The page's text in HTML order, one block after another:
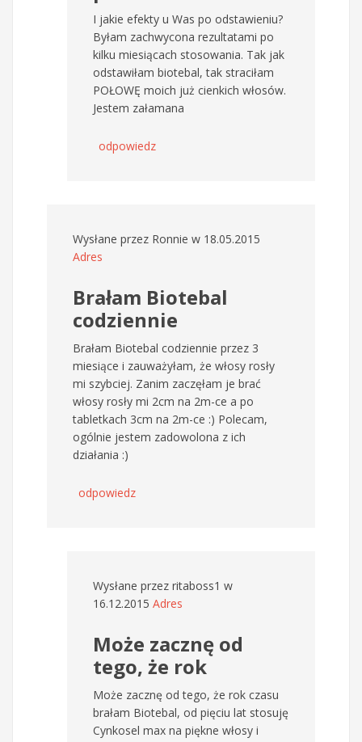
I jakie efekty u Was po odstawieniu?
Byłam zachwycona rezultatami po
kilku miesiącach stosowania. Tak jak
odstawiłam biotebal, tak straciłam
POŁOWĘ moich już cienkich włosów.
Jestem załamana
odpowiedz
Wysłane przez Ronnie w 18.05.2015
Adres
Brałam Biotebal
codziennie
Brałam Biotebal codziennie przez 3
miesiące i zauważyłam, że włosy rosły
mi szybciej. Zanim zaczęłam je brać
włosy rosły mi 2cm na 2m-ce a po
tabletkach 3cm na 2m-ce :) Polecam,
ogólnie jestem zadowolona z ich
działania :)
odpowiedz
Wysłane przez ritaboss1 w
16.12.2015 Adres
Może zacznę od
tego, że rok
Może zacznę od tego, że rok czasu
brałam Biotebal, od pięciu lat stosuję
Cynkosel max na piękne włosy i